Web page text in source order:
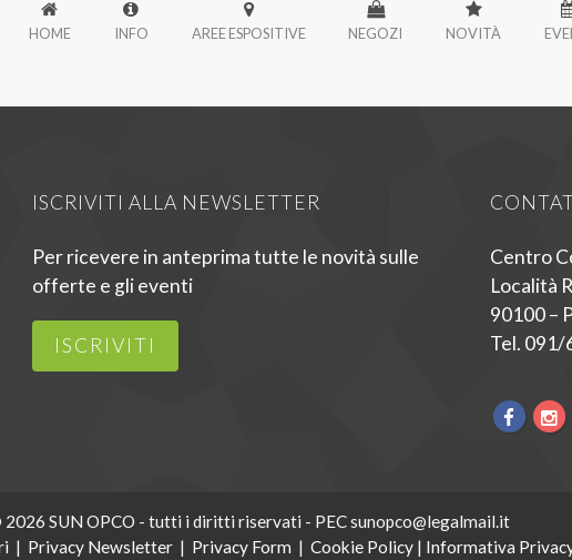
HOME INFO AREE ESPOSITIVE NEGOZI NOVITÀ
ISCRIVITI ALLA NEWSLETTER
Per ricevere in anteprima tutte le novità sulle
offerte e gli eventi
ISCRIVITI
Centro
Località
90100 –
Tel. 091/
SUN OPCO - tutti i diritti riservati - PEC sunopco@legalmail.it
| Privacy Newsletter | Privacy Form | Cookie Policy | Informativa